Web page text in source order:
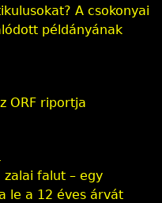
A csokonyai
példányának
ORF riportja
falut – egy
le a 12 éves árvát